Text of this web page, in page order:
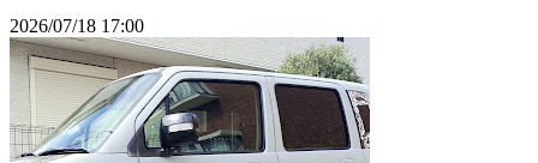
2026/07/18 17:00